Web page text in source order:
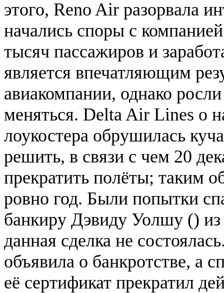
этого, Reno Air разорвала
начались споры с
тысяч пассажиров и
является впечатляющим
авиакомпании, однако
меняться. Delta Air Lines о
лоукостера обрушилась
решить, в связи с чем 20
прекратить полёты; таким
ровно год. Были попытки
банкиру Дэвиду Уолшу ()
данная сделка не
объявила о банкротстве, а
её сертификат прекратил